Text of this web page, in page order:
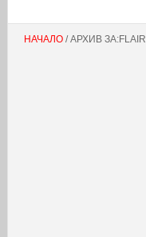
НАЧАЛО/ АРХИВ ЗА:FLAIR